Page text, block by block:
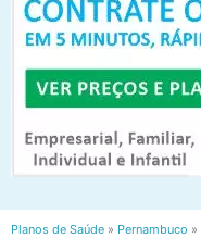
Planos de Saúde » Pernambuco »